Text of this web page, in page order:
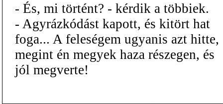
- És, mi történt? - kérdik a többiek.
- Agyrázkódást kapott, és kitört hat
foga... A feleségem ugyanis azt hitte,
megint én megyek haza részegen, és
jól megverte!